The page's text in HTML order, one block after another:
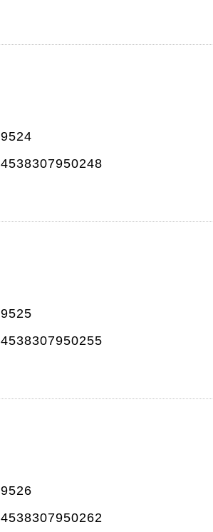
9524
4538307950248
9525
4538307950255
9526
4538307950262